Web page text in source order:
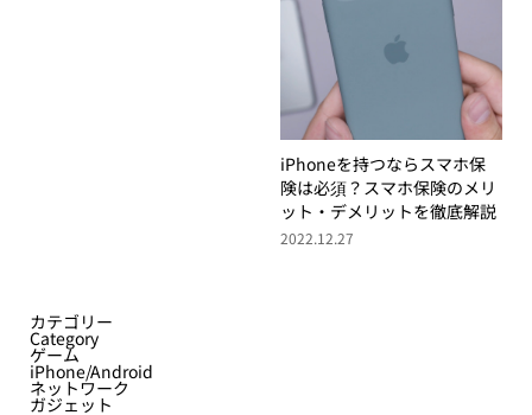
iPhoneを持つならスマホ保
険は必須？スマホ保険のメリ
ット・デメリットを徹底解説
2022.12.27
カテゴリー
Category
ゲーム
iPhone/Android
ネットワーク
ガジェット